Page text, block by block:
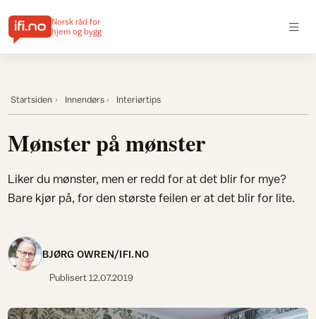
Norsk råd for
hjem og bygg
Startsiden Innendørs Interiørtips
Mønster på mønster
Liker du mønster, men er redd for at det blir for mye?
Bare kjør på, for den største feilen er at det blir for lite.
BJØRG OWREN/IFI.NO
Publisert12.07.2019